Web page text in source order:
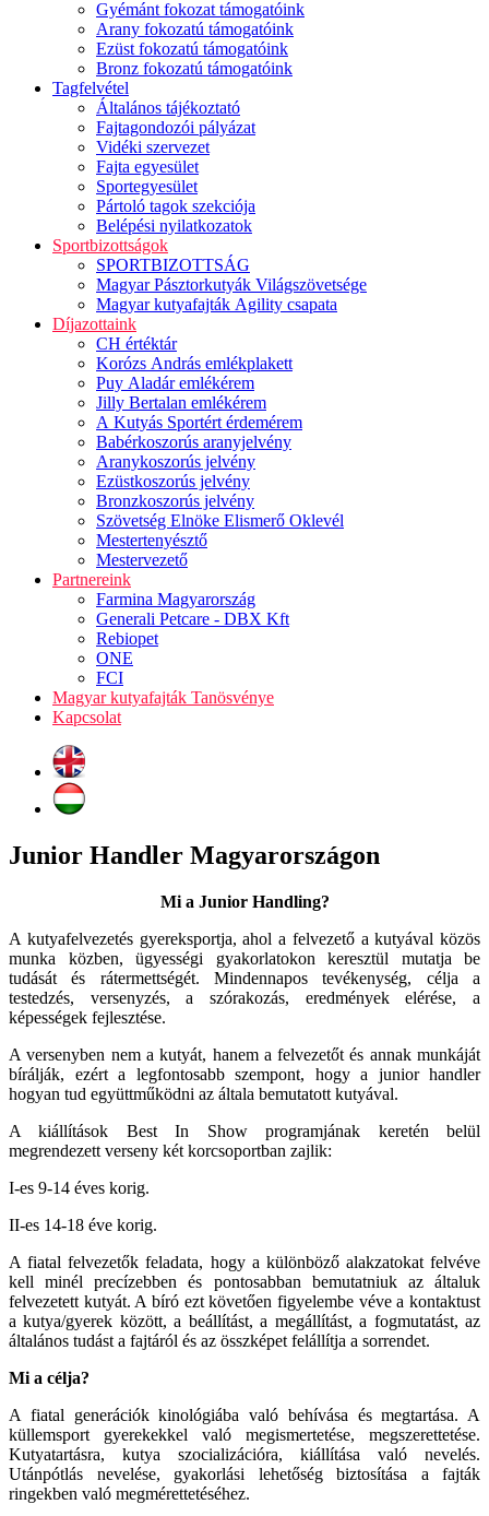
Gyémánt fokozat támogatóink
Arany fokozatú támogatóink
Ezüst fokozatú támogatóink
Bronz fokozatú támogatóink
Tagfelvétel
Általános tájékoztató
Fajtagondozói pályázat
Vidéki szervezet
Fajta egyesület
Sportegyesület
Pártoló tagok szekciója
Belépési nyilatkozatok
Sportbizottságok
SPORTBIZOTTSÁG
Magyar Pásztorkutyák Világszövetsége
Magyar kutyafajták Agility csapata
Díjazottaink
CH értéktár
Korózs András emlékplakett
Puy Aladár emlékérem
Jilly Bertalan emlékérem
A Kutyás Sportért érdemérem
Babérkoszorús aranyjelvény
Aranykoszorús jelvény
Ezüstkoszorús jelvény
Bronzkoszorús jelvény
Szövetség Elnöke Elismerő Oklevél
Mestertenyésztő
Mestervezető
Partnereink
Farmina Magyarország
Generali Petcare - DBX Kft
Rebiopet
ONE
FCI
Magyar kutyafajták Tanösvénye
Kapcsolat
Junior Handler Magyarországon
Mi a Junior Handling?
A kutyafelvezetés gyereksportja, ahol a felvezető a kutyával közös
munka közben, ügyességi gyakorlatokon keresztül mutatja be
tudását és rátermettségét. Mindennapos tevékenység, célja a
testedzés, versenyzés, a szórakozás, eredmények elérése, a
képességek fejlesztése.
A versenyben nem a kutyát, hanem a felvezetőt és annak munkáját
bírálják, ezért a legfontosabb szempont, hogy a junior handler
hogyan tud együttműködni az általa bemutatott kutyával.
A kiállítások Best In Show programjának keretén belül
megrendezett verseny két korcsoportban zajlik:
I-es 9-14 éves korig.
II-es 14-18 éve korig.
A fiatal felvezetők feladata, hogy a különböző alakzatokat felvéve
kell minél precízebben és pontosabban bemutatniuk az általuk
felvezetett kutyát. A bíró ezt követően figyelembe véve a kontaktust
a kutya/gyerek között, a beállítást, a megállítást, a fogmutatást, az
általános tudást a fajtáról és az összképet felállítja a sorrendet.
Mi a célja?
A fiatal generációk kinológiába való behívása és megtartása. A
küllemsport gyerekekkel való megismertetése, megszerettetése.
Kutyatartásra, kutya szocializációra, kiállítása való nevelés.
Utánpótlás nevelése, gyakorlási lehetőség biztosítása a fajták
ringekben való megmérettetéséhez.